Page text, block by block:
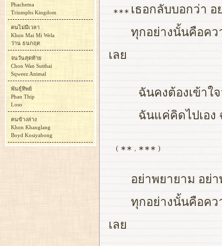
∗∗∗ เธอกลับบอกว่า
ทุกอย่างนั้นคือคว
เลย
ฉันคงต้องเข้า
ฉันแค่คิดไปเอง
( ∗∗ , ∗∗∗ )
อย่าพยายาม อย่
ทุกอย่างนั้นคือคว
เลย
Phachetna
Triumphs Kingdom
คนไม่มีเวลา
Khon Mai Mi Wela
ว่าน ธนกฤต
จนวันสุดท้าย
Chon Wan Sutthai
Sqweez Animal
พันธุ์ทิพย์
Phan Thip
Loso
คนข้างล่าง
Khon Khanglang
Boyd Kosiyabong